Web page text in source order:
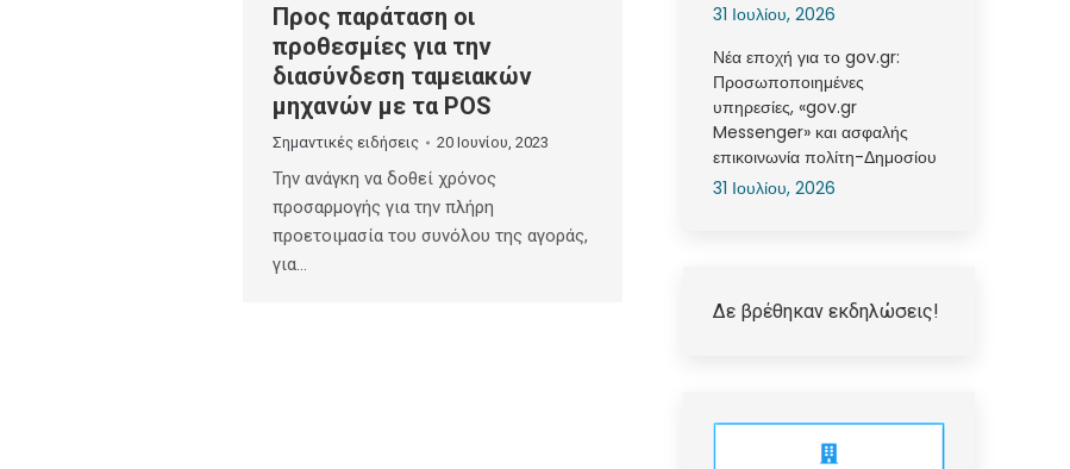
Προς παράταση οι
προθεσμίες για την
διασύνδεση ταμειακών
μηχανών με τα POS
Σημαντικές ειδήσεις 20 Ιουνίου, 2023
Την ανάγκη να δοθεί χρόνος
προσαρμογής για την πλήρη
προετοιμασία του συνόλου της αγοράς,
για…
31 Ιουλίου, 2026
Νέα εποχή για το gov.gr:
Προσωποποιημένες
υπηρεσίες, «gov.gr
Messenger» και ασφαλής
επικοινωνία πολίτη-Δημοσίου
31 Ιουλίου, 2026
Δε βρέθηκαν εκδηλώσεις!